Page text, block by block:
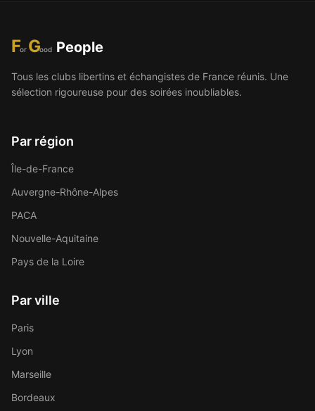
For Good People
Tous les clubs libertins et échangistes de France réunis. Une
sélection rigoureuse pour des soirées inoubliables.
Par région
Île-de-France
Auvergne-Rhône-Alpes
PACA
Nouvelle-Aquitaine
Pays de la Loire
Par ville
Paris
Lyon
Marseille
Bordeaux